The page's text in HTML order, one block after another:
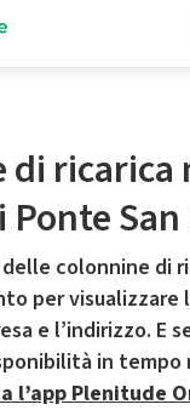
di ricarica
delle colonnine di
per
e l’indirizzo. E
in tempo
l’app Plenitude